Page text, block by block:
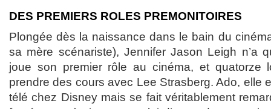
DES PREMIERS ROLES PREMONITOIRES
Plongée dès la naissance dans le bain du
sa mère scénariste), Jennifer Jason Leigh n’a
joue son premier rôle au cinéma, et quatorze
prendre des cours avec Lee Strasberg. Ado, elle
télé chez Disney mais se fait véritablement